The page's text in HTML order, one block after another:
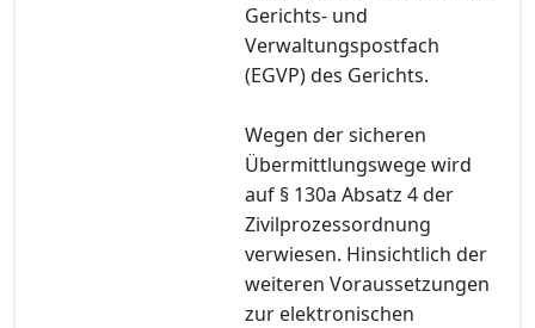
Gerichts- und
Verwaltungspostfach
(EGVP) des Gerichts.
Wegen der sicheren
Übermittlungswege wird
auf § 130a Absatz 4 der
Zivilprozessordnung
verwiesen. Hinsichtlich der
weiteren Voraussetzungen
zur elektronischen